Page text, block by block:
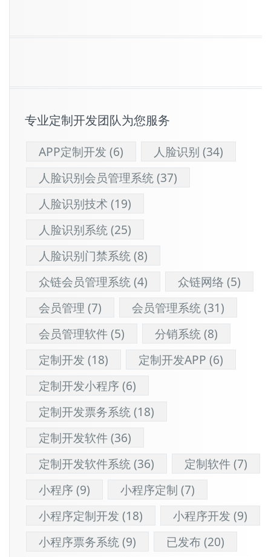
专业定制开发团队为您服务
APP定制开发 (6) 人脸识别 (34)
人脸识别会员管理系统(37)
人脸识别技术(19)
人脸识别系统(25)
人脸识别门禁系统(8)
众链会员管理系统(4) 众链网络 (5)
会员管理 (7) 会员管理系统(31)
会员管理软件(5) 分销系统(8)
定制开发 (18) 定制开发APP (6)
定制开发小程序(6)
定制开发票务系统(18)
定制开发软件(36)
定制开发软件系统(36) 定制软件(7)
小程序(9) 小程序定制 (7)
小程序定制开发 (18) 小程序开发 (9)
小程序票务系统(9) 已发布(20)